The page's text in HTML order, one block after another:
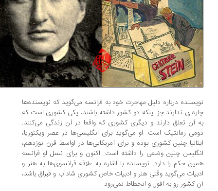
درباره دلیل مهاجرت خود به فرانسه می‌گوید که نویسنده‌ها
ندارند جز اینکه دو کشور داشته باشند، یکی کشوری است که
آن تعلق دارند و دیگری کشوری که واقعا در آن زندگی می‌کنند.
رمانتیک است. او می‌گوید برای انگلیسی‌ها در عصر ویکتوریا،
چنین کشوری بوده و برای آمریکایی‌ها در اواسط قرن نوزدهم،
چنین وضعی را داشته است. اکنون و برای نسل او فرانسه
حکم را دارد. نویسنده با اشاره به علاقه فرانسوی‌ها به هنر و
می‌گوید وقتی هنر و ادبیات خاص کشوری شاداب و قبراق باشد،
کشور رو به افول و انحطاط نمی‌رود.